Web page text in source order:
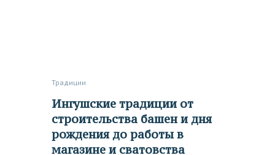
Традиции
Ингушские традиции от
строительства башен и дня
рождения до работы в
магазине и сватовства